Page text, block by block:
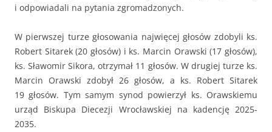
i odpowiadali na pytania zgromadzonych.
W pierwszej turze głosowania najwięcej głosów zdobyli ks.
Robert Sitarek (20 głosów) i ks. Marcin Orawski (17 głosów),
ks. Sławomir Sikora, otrzymał 11 głosów. W drugiej turze ks.
Marcin Orawski zdobył 26 głosów, a ks. Robert Sitarek
19 głosów. Tym samym synod powierzył ks. Orawskiemu
urząd Biskupa Diecezji Wrocławskiej na kadencję 2025-
2035.